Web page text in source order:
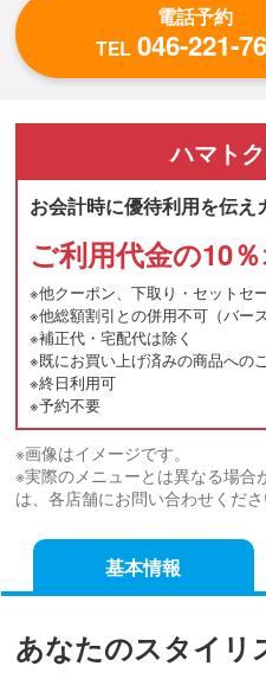
電話予約
TEL 046-221-
ハマトク
お会計時に優待利用を伝え
ご利用代金の10
※他クーポン、下取り・セットセ
※他総額割引との併用不可（バー
※補正代・宅配代は除く
※既にお買い上げ済みの商品への
※終日利用可
※予約不要
※画像はイメージです。
※実際のメニューとは異なる場合
は、各店舗にお問い合わせくださ
基本情報
あなたのスタイリ